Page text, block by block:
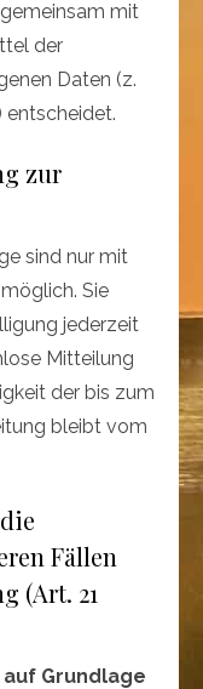
mit
der
Daten (z.
entscheidet.
zur
sind nur mit
Sie
jederzeit
Mitteilung
der bis zum
bleibt vom
Fällen
(Art. 21
Grundlage